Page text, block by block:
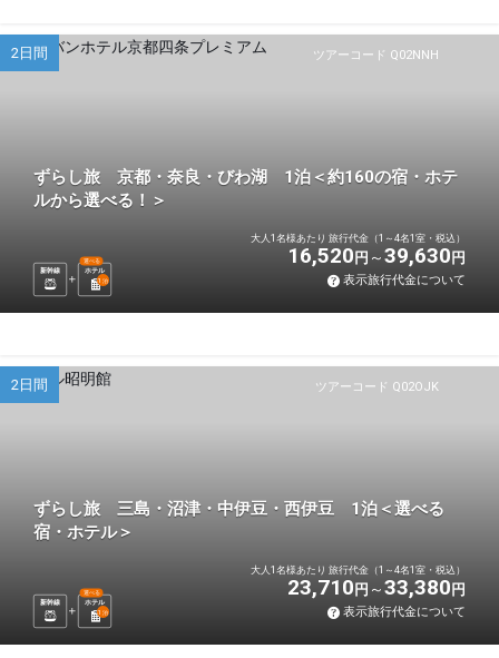
ツアーコード Q02NNH
2日間
ずらし旅 京都・奈良・びわ湖 1泊＜約160の宿・ホテ
ルから選べる！＞
新幹線 ホテル
選べる
1 泊
大人1名様あたり 旅行代金（1～4名1室・税込）
16,520 円 39,630 円
表示旅行代金について
ツアーコード Q02OJK
2日間
ずらし旅 三島・沼津・中伊豆・西伊豆 1泊＜選べる
宿・ホテル＞
新幹線 ホテル
選べる
1 泊
大人1名様あたり 旅行代金（1～4名1室・税込）
23,710 円 33,380 円
表示旅行代金について